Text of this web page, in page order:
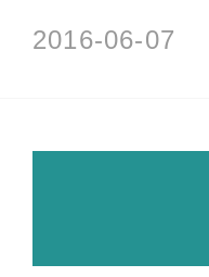
2016-06-07